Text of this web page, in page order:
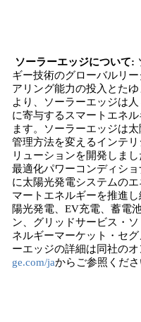
ソーラーエッジについて:
ギー技術のグローバルリ
アリング能力の投入とた
より、ソーラーエッジは
に寄与するスマートエネ
ます。ソーラーエッジは
管理方法を変えるインテ
リューションを開発しま
最適化パワーコンディシ
に太陽光発電システムの
マートエネルギーを推進
陽光発電、EV充電、蓄電
ン、グリッドサービス・
ネルギーマーケット・セ
ーエッジの詳細は同社の
ge.com/jaからご参照くださ